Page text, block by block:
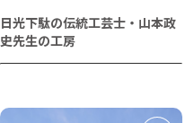
日光下駄の伝統工芸士・山本政
史先生の工房